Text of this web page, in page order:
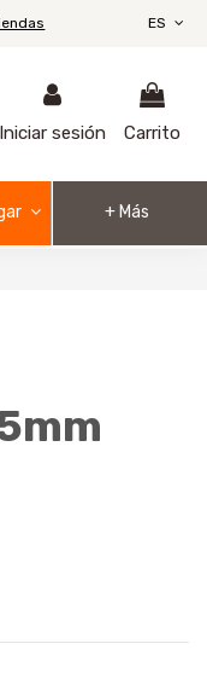
ES
Iniciar sesión Carrito
+ Más